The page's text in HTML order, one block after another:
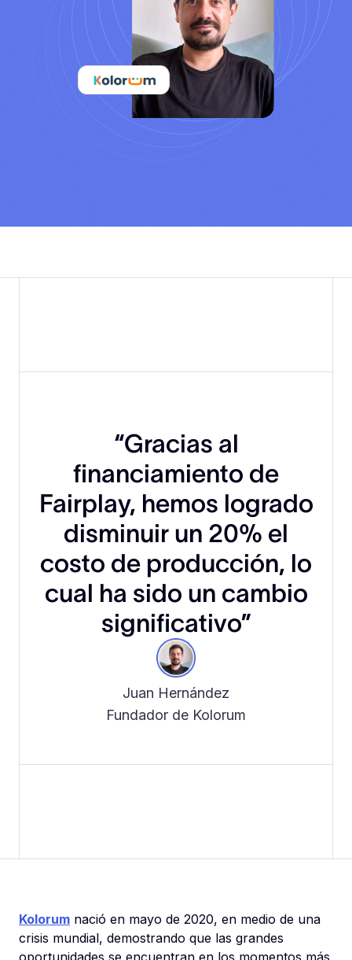
“Gracias al
financiamiento de
Fairplay, hemos logrado
disminuir un 20% el
costo de producción, lo
cual ha sido un cambio
significativo”
Juan Hernández
Fundador de Kolorum
Kolorum nació en mayo de 2020, en medio de una
crisis mundial, demostrando que las grandes
oportunidades se encuentran en los momentos más